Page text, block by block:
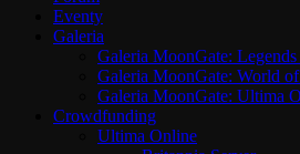
Eventy
Galeria
Galeria MoonGate:
Galeria MoonGate: World
Galeria MoonGate: Ultima
Crowdfunding
Ultima Online